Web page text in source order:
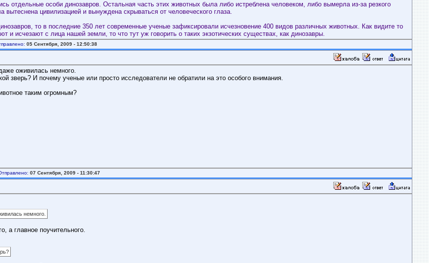
отдельные особи динозавров. Остальная часть этих животных была либо истреблена человеком, либо вымерла из-за резкого
цивилизацией и вынуждена скрываться от человеческого глаза.
то в последние 350 лет современные ученые зафиксировали исчезновение 400 видов различных животных. Как видите то
и исчезают с лица нашей земли, то что тут уж говорить о таких экзотических существах, как динозавры.
05 Сентября, 2009 - 12:50:38
оживилась немного.
зверь? И почему ученые или просто исследователи не обратили на это особого внимания.
таким огромным?
07 Сентября, 2009 - 11:30:47
немного.
а главное поучительного.